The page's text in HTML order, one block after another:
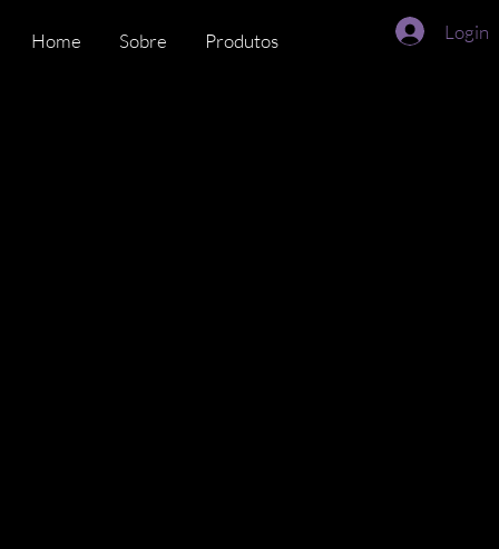
Home Sobre Produtos Login